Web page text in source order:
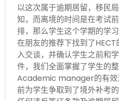
以这次属于逾期居留，移民
知，而离境的时间是在考试
排，那么学生这个学期的学
在朋友的推荐下找到了
入交谈，并确认学生之前和
件，我们全面掌握了学生的
Academic manager的有效
前为学生争取到了境外补考